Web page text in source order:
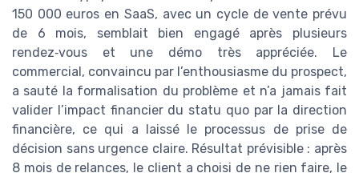
150 000 euros en SaaS, avec un cycle de vente prévu
de 6 mois, semblait bien engagé après plusieurs
rendez‑vous et une démo très appréciée. Le
commercial, convaincu par l’enthousiasme du prospect,
a sauté la formalisation du problème et n’a jamais fait
valider l’impact financier du statu quo par la direction
financière, ce qui a laissé le processus de prise de
décision sans urgence claire. Résultat prévisible : après
8 mois de relances, le client a choisi de ne rien faire, le